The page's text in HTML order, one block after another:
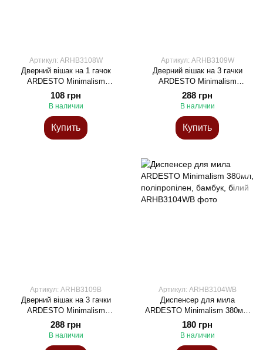
Артикул: ARHB3108W
Дверний вішак на 1 гачок
ARDESTO Minimalism
3x3x20см, метал, пластик,
білий
108 грн
В наличии
Купить
Артикул: ARHB3109W
Дверний вішак на 3 гачки
ARDESTO Minimalism
30x3x20см, метал, пластик,
білий
288 грн
В наличии
Купить
Артикул: ARHB3109B
Дверний вішак на 3 гачки
ARDESTO Minimalism
30x3x20см, метал, пластик,
чорний
288 грн
В наличии
Артикул: ARHB3104WB
Диспенсер для мила
ARDESTO Minimalism 380мл,
поліпропілен, бамбук, білий
180 грн
В наличии